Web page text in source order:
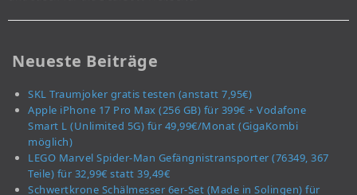
Neueste Beiträge
SKL Traumjoker gratis testen (anstatt 7,95€)
Apple iPhone 17 Pro Max (256 GB) für 399€ + Vodafone
Smart L (Unlimited 5G) für 49,99€/Monat (GigaKombi
möglich)
LEGO Marvel Spider-Man Gefängnistransporter (76349, 367
Teile) für 32,99€ statt 39,49€
Schwertkrone Schälmesser 6er-Set (Made in Solingen) für